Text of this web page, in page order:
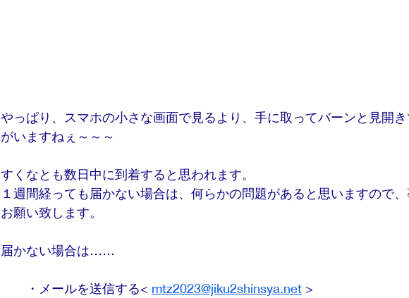
やっぱり、スマホの小さな画面で見るより、手に取ってバーンと見開
がいますねぇ～～～
すくなとも数日中に到着すると思われます。
１週間経っても届かない場合は、何らかの問題があると思いますので
お願い致します。
届かない場合は……
・メールを送信する< mtz2023@jiku2shinsya.net >